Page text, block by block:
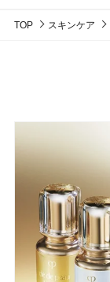
TOP スキンケア